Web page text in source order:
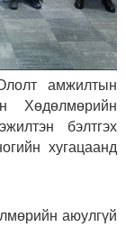
амжилтын
Хөдөлмөрийн
бэлтгэх
хугацаанд
аюулгүй